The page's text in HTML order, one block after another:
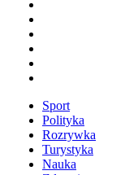
Sport
Polityka
Rozrywka
Turystyka
Nauka